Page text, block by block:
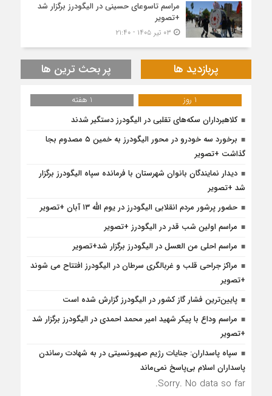
مراسم تاسوعای حسینی در الیگودرز برگزار شد
+تصویر
پربازدید ها پر بحث ترین ها
1 روز
1 هفته
کلاهبرداران سکه‌های تقلبی در الیگودرز دستگیر شدند
برخورد سه خودرو در محور الیگودرز به خمین ۵ مصدوم بجا
گذاشت +تصویر
دیدار نمایندگان بانوان شهرستان با فرمانده سپاه الیگودرز برگزار
شد +تصویر
حضور پرشور مردم انقلابی الیگودرز در یوم الله ۱۳ آبان +تصویر
مراسم اولین شب قدر در الیگودرز +تصویر
مراسم احلی من العسل در الیگودرز برگزار شد+تصویر
مراکز جراحی قلب و غربالگری سرطان در الیگودرز افتتاح می شوند
+تصویر
پایین‌ترین فشار گاز کشور در الیگودرز گزارش شده است
مراسم وداع با پیکر شهید امیر محمد احمدی در الیگودرز برگزار شد
+تصویر
سپاه پاسداران: جنایات رژیم صهیونسیتی در به شهادت رساندن
پاسداران اسلام بی‌پاسخ نمی‌ماند
Sorry. No data so far.